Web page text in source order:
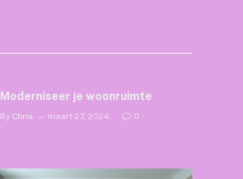
Moderniseer je woonruimte
By Chris maart 27, 2024 0